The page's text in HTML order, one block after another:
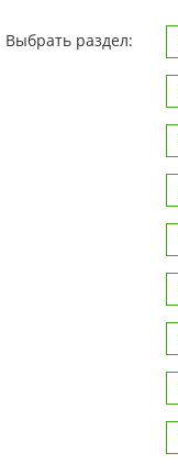
Выбрать раздел: